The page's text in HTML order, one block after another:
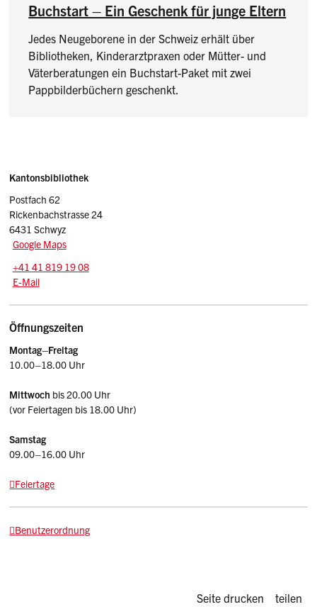
Buchstart – Ein Geschenk für junge Eltern
Jedes Neugeborene in der Schweiz erhält über
Bibliotheken, Kinderarztpraxen oder Mütter- und
Väterberatungen ein Buchstart-Paket mit zwei
Pappbilderbüchern geschenkt.
Sidebar
Adresse
Kantonsbibliothek
Postfach 62
Rickenbachstrasse 24
6431 Schwyz
Google Maps
Tel.:
+41 41 819 19 08
E-Mail: kantonsbibliothek
E-Mail
Öffnungszeiten
Montag–Freitag
10.00–18.00 Uhr
Mittwoch bis 20.00 Uhr
(vor Feiertagen bis 18.00 Uhr)
Samstag
09.00–16.00 Uhr
Feiertage
Benutzerordnung
Diese Seite
Seite drucken teilen